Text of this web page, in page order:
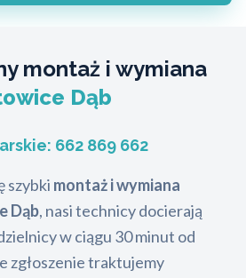
montaż i wymiana
Dąb
662 869 662
szybki montaż i wymiana
Dąb, nasi technicy docierają
w ciągu 30 minut od
zgłoszenie traktujemy